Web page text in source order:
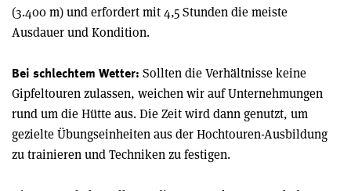
(3.400 m) und erfordert mit 4,5 Stunden die meiste
Ausdauer und Kondition.
Bei schlechtem Wetter: Sollten die Verhältnisse keine
Gipfeltouren zulassen, weichen wir auf Unternehmungen
rund um die Hütte aus. Die Zeit wird dann genutzt, um
gezielte Übungseinheiten aus der Hochtouren-Ausbildung
zu trainieren und Techniken zu festigen.